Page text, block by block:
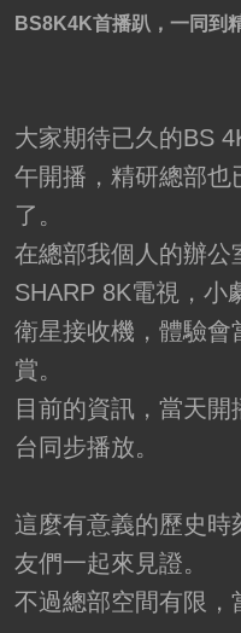
BS8K4K首播趴，一同到
大家期待已久的BS
午開播，精研總部也
了。
在總部我個人的辦公
SHARP 8K電視，小
衛星接收機，體驗會
賞。
目前的資訊，當天
台同步播放。
這麼有意義的歷史時
友們一起來見證。
不過總部空間有限，